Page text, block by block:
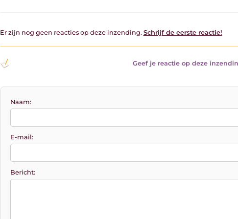
Er zijn nog geen reacties op deze inzending. Schrijf de eerste reactie!
Geef je reactie op deze
Naam:
E-mail:
Bericht: